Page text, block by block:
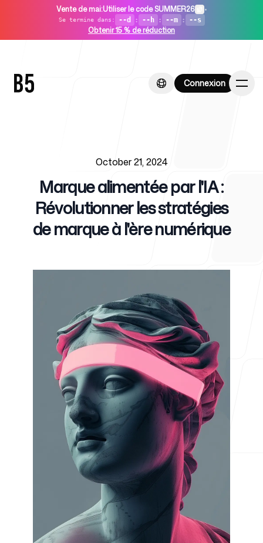
Vente de mai:Utiliser le code SUMMER26 •
Se termine dans : --d : --h : --m : --s
Obtenir 15 % de réduction
Connexion
Connexion
Pour les startups
Pour les agences
Centre d'aide
October 21, 2024
Marque alimentée par l'IA :
Révolutionner les stratégies
de marque à l'ère numérique